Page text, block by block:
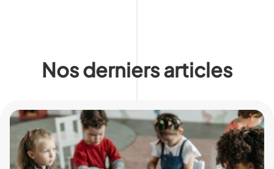
Nos derniers articles